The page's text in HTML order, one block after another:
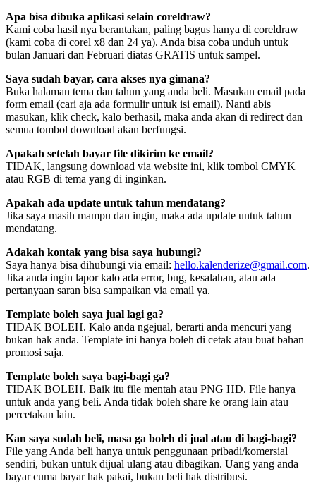
Apa bisa dibuka aplikasi selain coreldraw?
Kami coba hasil nya berantakan, paling bagus hanya di coreldraw
(kami coba di corel x8 dan 24 ya). Anda bisa coba unduh untuk
bulan Januari dan Februari diatas GRATIS untuk sampel.
Saya sudah bayar, cara akses nya gimana?
Buka halaman tema dan tahun yang anda beli. Masukan email pada
form email (cari aja ada formulir untuk isi email). Nanti abis
masukan, klik check, kalo berhasil, maka anda akan di redirect dan
semua tombol download akan berfungsi.
Apakah setelah bayar file dikirim ke email?
TIDAK, langsung download via website ini, klik tombol CMYK
atau RGB di tema yang di inginkan.
Apakah ada update untuk tahun mendatang?
Jika saya masih mampu dan ingin, maka ada update untuk tahun
mendatang.
Adakah kontak yang bisa saya hubungi?
Saya hanya bisa dihubungi via email: hello.kalenderize@gmail.com.
Jika anda ingin lapor kalo ada error, bug, kesalahan, atau ada
pertanyaan saran bisa sampaikan via email ya.
Template boleh saya jual lagi ga?
TIDAK BOLEH. Kalo anda ngejual, berarti anda mencuri yang
bukan hak anda. Template ini hanya boleh di cetak atau buat bahan
promosi saja.
Template boleh saya bagi-bagi ga?
TIDAK BOLEH. Baik itu file mentah atau PNG HD. File hanya
untuk anda yang beli. Anda tidak boleh share ke orang lain atau
percetakan lain.
Kan saya sudah beli, masa ga boleh di jual atau di bagi-bagi?
File yang Anda beli hanya untuk penggunaan pribadi/komersial
sendiri, bukan untuk dijual ulang atau dibagikan. Uang yang anda
bayar cuma bayar hak pakai, bukan beli hak distribusi.